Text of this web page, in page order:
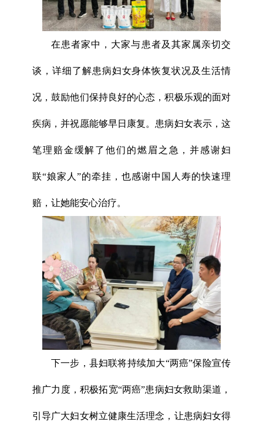
在患者家中，大家与患者及其家属亲切交
谈，详细了解患病妇女身体恢复状况及生活情
况，鼓励他们保持良好的心态，积极乐观的面对
疾病，并祝愿能够早日康复。患病妇女表示，这
笔理赔金缓解了他们的燃眉之急，并感谢妇
联“娘家人”的牵挂，也感谢中国人寿的快速理
赔，让她能安心治疗。
下一步，县妇联将持续加大“两癌”保险宣传
推广力度，积极拓宽“两癌”患病妇女救助渠道，
引导广大妇女树立健康生活理念，让患病妇女得